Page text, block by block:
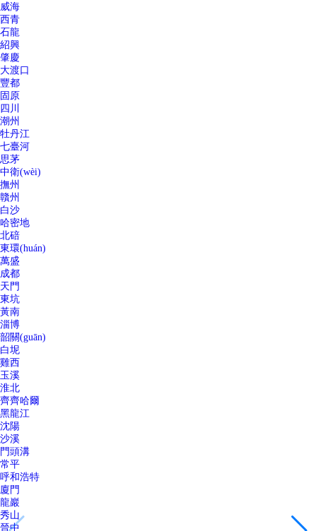
威海
西青
石龍
紹興
肇慶
大渡口
豐都
固原
四川
潮州
牡丹江
七臺河
思茅
中衛(wèi)
撫州
贛州
白沙
哈密地
北碚
東環(huán)
萬盛
成都
天門
東坑
黃南
淄博
韶關(guān)
白坭
雞西
玉溪
淮北
齊齊哈爾
黑龍江
沈陽
沙溪
門頭溝
常平
呼和浩特
廈門
龍巖
秀山
晉中